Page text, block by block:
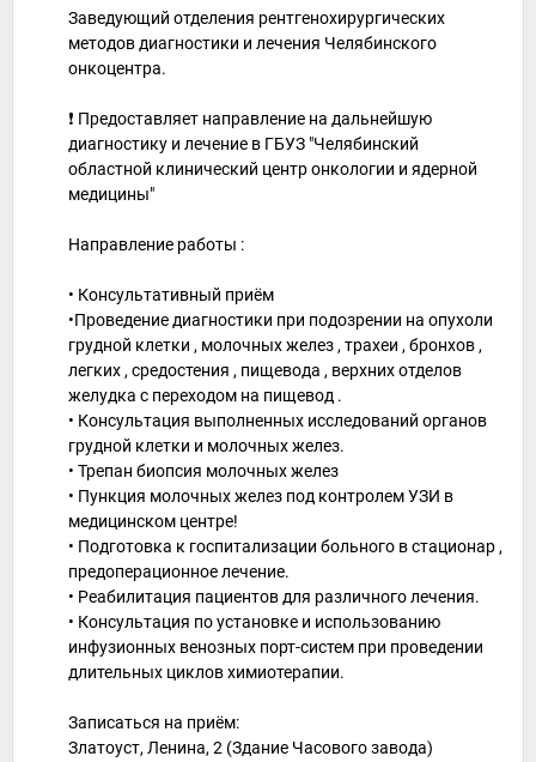
Заведующий отделения рентгенохирургических
методов диагностики и лечения Челябинского
онкоцентра.
❗ Предоставляет направление на дальнейшую
диагностику и лечение в ГБУЗ "Челябинский
областной клинический центр онкологии и ядерной
медицины"
Направление работы :
• Консультативный приём
•Проведение диагностики при подозрении на опухоли
грудной клетки , молочных желез , трахеи , бронхов ,
легких , средостения , пищевода , верхних отделов
желудка с переходом на пищевод .
• Консультация выполненных исследований органов
грудной клетки и молочных желез.
• Трепан биопсия молочных желез
• Пункция молочных желез под контролем УЗИ в
медицинском центре!
• Подготовка к госпитализации больного в стационар ,
предоперационное лечение.
• Реабилитация пациентов для различного лечения.
• Консультация по установке и использованию
инфузионных венозных порт-систем при проведении
длительных циклов химиотерапии.
Записаться на приём:
Златоуст, Ленина, 2 (Здание Часового завода)